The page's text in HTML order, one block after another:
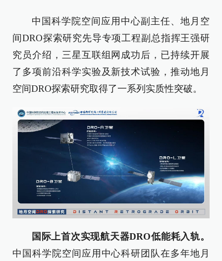
中国科学院空间应用中心副主任、地月空
间DRO探索研究先导专项工程副总指挥王强研
究员介绍，三星互联组网成功后，已持续开展
了多项前沿科学实验及新技术试验，推动地月
空间DRO探索研究取得了一系列实质性突破。
国际上首次实现航天器DRO低能耗入轨。
中国科学院空间应用中心科研团队在多年地月